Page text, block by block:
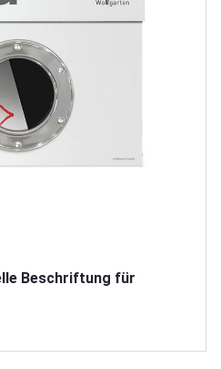
Beschriftung für